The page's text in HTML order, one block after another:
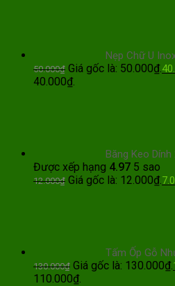
Nẹp Chữ U
50.000₫ Giá gốc là: 50.000₫.
40.000₫.
Băng Keo
Được xếp hạng 4.97 5 sao
12.000₫ Giá gốc là: 12.000₫.
Tấm Ốp Gỗ
130.000₫ Giá gốc là: 130.000₫.
110.000₫.